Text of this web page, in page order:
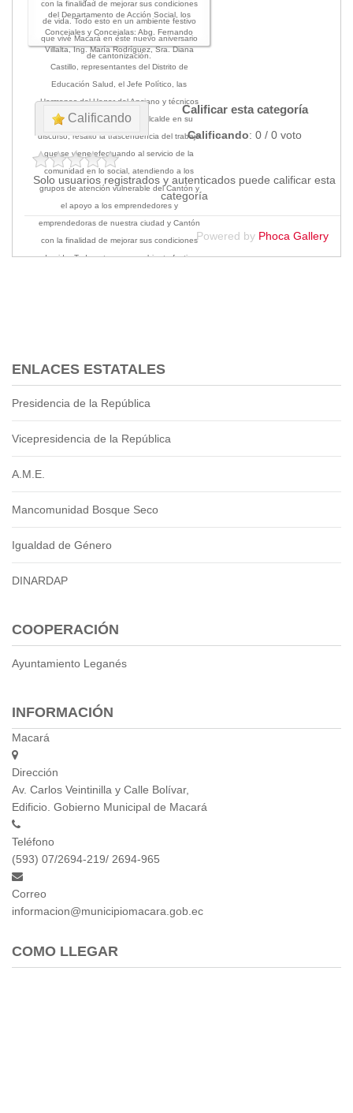
con la finalidad de mejorar sus condiciones
de vida. Todo esto en un ambiente festivo
que vive Macará en este nuevo aniversario
de cantonización.
del Departamento de Acción Social, los
Concejales y Concejalas: Abg. Fernando
Villalta, Ing. María Rodríguez, Sra. Diana
Castillo, representantes del Distrito de
Educación Salud, el Jefe Político, las
Hermanas del Hogar del Anciano y técnicos
de las dos instituciones. El Alcalde en su
discurso, resaltó la trascendencia del trabajo
que se viene efectuando al servicio de la
comunidad en lo social, atendiendo a los
grupos de atención vulnerable del Cantón y
el apoyo a los emprendedores y
emprendedoras de nuestra ciudad y Cantón
con la finalidad de mejorar sus condiciones
de vida. Todo esto en un ambiente festivo
Calificando
Calificar esta categoría
Calificando: 0 / 0 voto
Solo usuarios registrados y autenticados puede calificar esta
categoría
Powered by Phoca Gallery
ENLACES ESTATALES
Presidencia de la República
Vicepresidencia de la República
A.M.E.
Mancomunidad Bosque Seco
Igualdad de Género
DINARDAP
COOPERACIÓN
Ayuntamiento Leganés
INFORMACIÓN
Macará
Dirección
Av. Carlos Veintinilla y Calle Bolívar,
Edificio. Gobierno Municipal de Macará
Teléfono
(593) 07/2694-219/ 2694-965
Correo
informacion@municipiomacara.gob.ec
COMO LLEGAR